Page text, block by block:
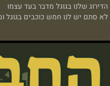
הדירוג שלנו בגוגל מדבר בעד עצמו
לא סתם יש לנו חמש כוכבים בגוגל